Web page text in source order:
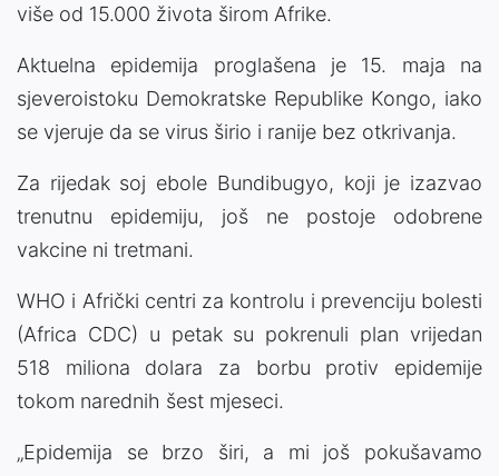
više od 15.000 života širom Afrike.
Aktuelna epidemija proglašena je 15. maja na
sjeveroistoku Demokratske Republike Kongo, iako
se vjeruje da se virus širio i ranije bez otkrivanja.
Za rijedak soj ebole Bundibugyo, koji je izazvao
trenutnu epidemiju, još ne postoje odobrene
vakcine ni tretmani.
WHO i Afrički centri za kontrolu i prevenciju bolesti
(Africa CDC) u petak su pokrenuli plan vrijedan
518 miliona dolara za borbu protiv epidemije
tokom narednih šest mjeseci.
„Epidemija se brzo širi, a mi još pokušavamo